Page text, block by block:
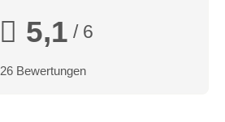
5,1 / 6
26 Bewertungen